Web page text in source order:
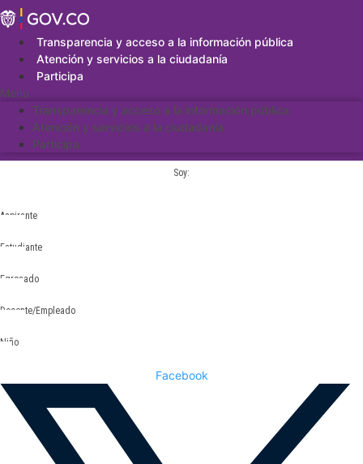
Saltar
al
contenidoTransparencia y acceso a la información pública
Atención y servicios a la ciudadanía
Participa
Menu
Transparencia y acceso a la información pública
Atención y servicios a la ciudadanía
Participa
Soy:
Aspirante
Estudiante
Egresado
Docente/Empleado
Niño
Facebook